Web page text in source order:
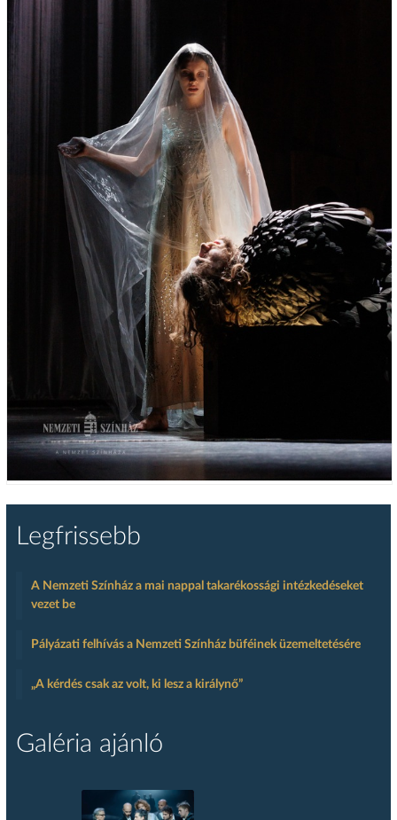
Legfrissebb
A Nemzeti Színház a mai nappal takarékossági intézkedéseket
vezet be
Pályázati felhívás a Nemzeti Színház büféinek üzemeltetésére
„A kérdés csak az volt, ki lesz a királynő”
Galéria ajánló